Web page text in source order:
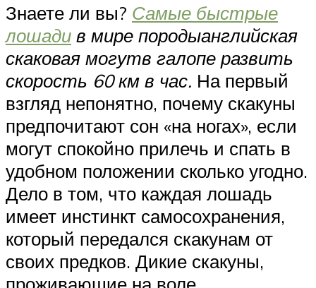
Знаете ли вы? Самые быстрые
лошади в мире породыанглийская
скаковая могутв галопе развить
скорость 60 км в час. На первый
взгляд непонятно, почему скакуны
предпочитают сон «на ногах», если
могут спокойно прилечь и спать в
удобном положении сколько угодно.
Дело в том, что каждая лошадь
имеет инстинкт самосохранения,
который передался скакунам от
своих предков. Дикие скакуны,